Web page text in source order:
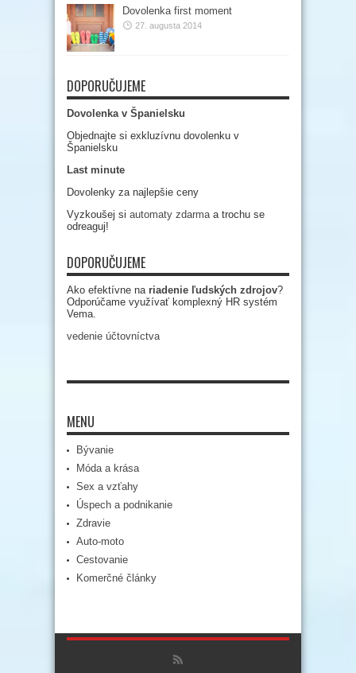
Dovolenka first moment
27. augusta 2014
DOPORUČUJEME
Dovolenka v Španielsku
Objednajte si exkluzívnu dovolenku v
Španielsku
Last minute
Dovolenky za najlepšie ceny
Vyzkoušej si automaty zdarma a trochu se
odreaguj!
DOPORUČUJEME
Ako efektívne na riadenie ľudských zdrojov?
Odporúčame využívať komplexný HR systém
Vema.
vedenie účtovníctva
MENU
Bývanie
Móda a krása
Sex a vzťahy
Úspech a podnikanie
Zdravie
Auto-moto
Cestovanie
Komerčné články